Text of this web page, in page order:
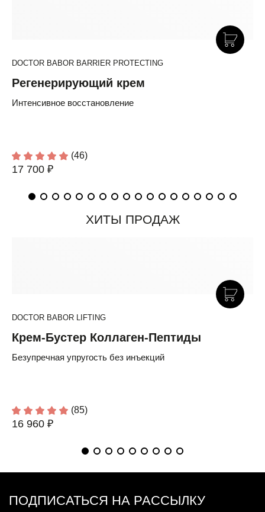
ХИТЫ ПРОДАЖ